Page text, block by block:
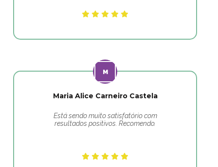
Maria Alice Carneiro Castela
Está sendo muito satisfatório com
resultados positivos. Recomendo.